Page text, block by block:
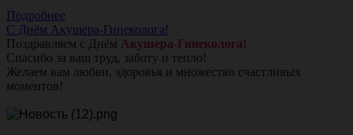
Подробнее
С Днём Акушера-Гинеколога!
Поздравляем с Днём Акушера-Гинеколога!
Спасибо за ваш труд, заботу и тепло!
Желаем вам любви, здоровья и множество счастливых
моментов!